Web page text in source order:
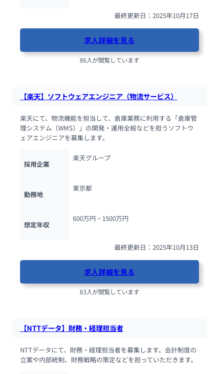
最終更新日：2025年10月17日
求人詳細を見る
86人が閲覧しています
【楽天】ソフトウェアエンジニア（物流サービス）
楽天にて、物流機能を担当して、倉庫業務に利用する「倉庫管
理システム（WMS）」の開発・運用全般などを担うソフトウ
ェアエンジニアを募集します。
採用企業
楽天グループ
勤務地
東京都
想定年収
600万円 ~ 1500万円
最終更新日：2025年10月13日
求人詳細を見る
83人が閲覧しています
【NTTデータ】財務・経理担当者
NTTデータにて、財務・経理担当者を募集します。会計制度の
立案や内部統制、財務戦略の策定などを担っていただきます。